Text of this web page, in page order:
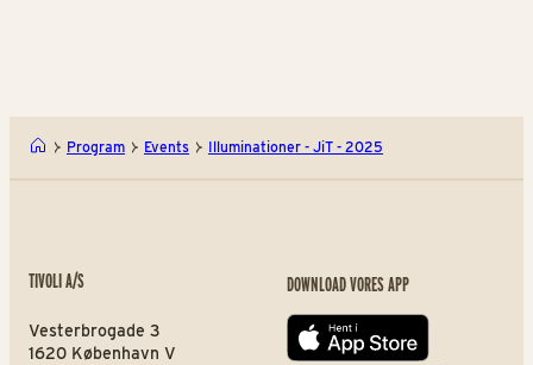
Program Events Illuminationer - JiT - 2025
TIVOLI A/S
Vesterbrogade 3
1620 København V
DOWNLOAD VORES APP
App store